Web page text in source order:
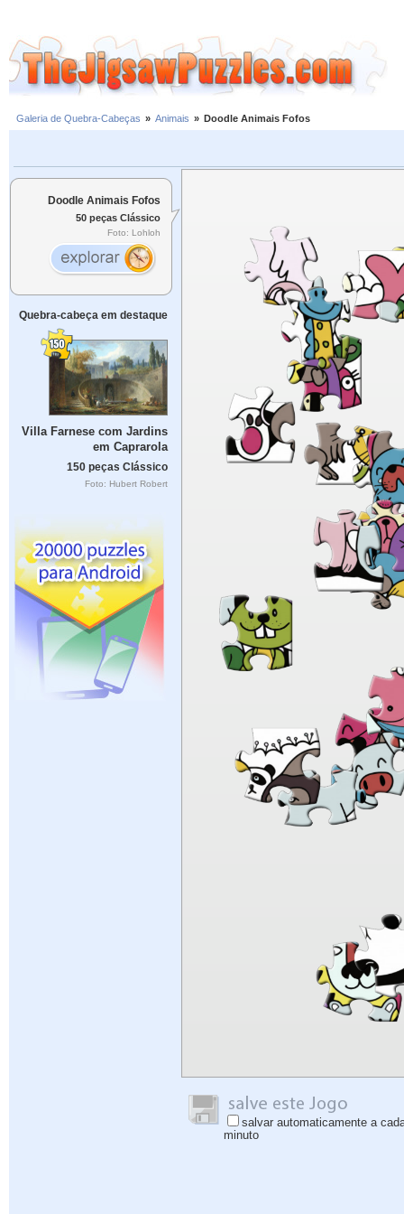
Galeria de Quebra-Cabeças » Animais » Doodle Animais Fofos
Doodle Animais Fofos
50 peças Clássico
Foto: Lohloh
Quebra-cabeça em destaque
Villa Farnese com Jardins
em Caprarola
150 peças Clássico
Foto: Hubert Robert
salvar automaticamente a
minuto